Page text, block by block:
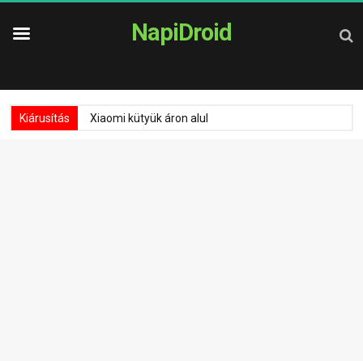
NapiDroid
Kiárusítás Xiaomi kütyük áron alul